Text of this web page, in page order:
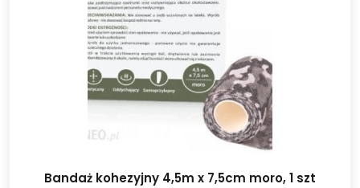
Bandaż kohezyjny 4,5m x 7,5cm moro, 1 szt